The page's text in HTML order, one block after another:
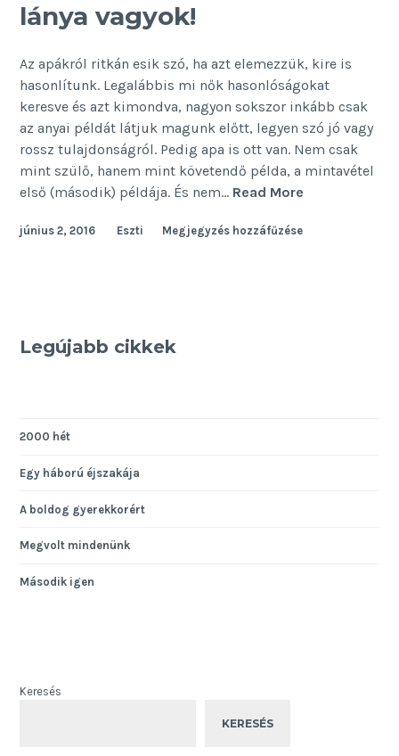
lánya vagyok!
Az apákról ritkán esik szó, ha azt elemezzük, kire is
hasonlítunk. Legalábbis mi nők hasonlóságokat
keresve és azt kimondva, nagyon sokszor inkább csak
az anyai példát látjuk magunk előtt, legyen szó jó vagy
rossz tulajdonságról. Pedig apa is ott van. Nem csak
mint szülő, hanem mint követendő példa, a mintavétel
első (második) példája. És nem… Read More
június 2, 2016 Eszti Megjegyzés hozzáfűzése
Legújabb cikkek
2000 hét
Egy háború éjszakája
A boldog gyerekkorért
Megvolt mindenünk
Második igen
Keresés
KERESÉS